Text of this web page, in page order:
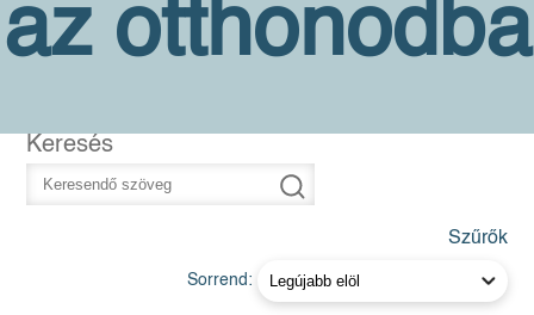
az otthonodba
Keresés
Szűrők
Sorrend: